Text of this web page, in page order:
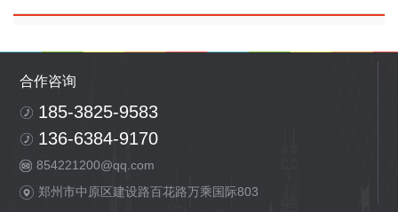
合作咨询
185-3825-9583
136-6384-9170
854221200@qq.com
郑州市中原区建设路百花路万乘国际803